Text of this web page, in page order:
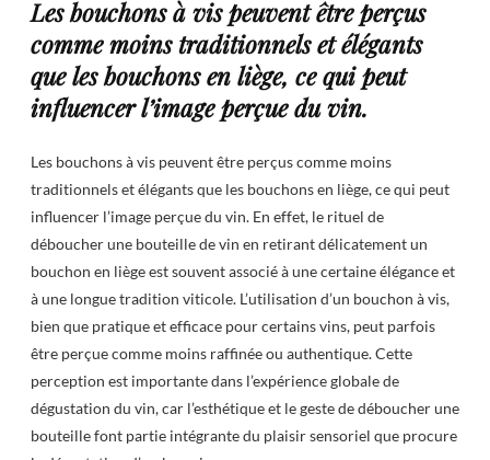
Les bouchons à vis peuvent être perçus
comme moins traditionnels et élégants
que les bouchons en liège, ce qui peut
influencer l’image perçue du vin.
Les bouchons à vis peuvent être perçus comme moins
traditionnels et élégants que les bouchons en liège, ce qui peut
influencer l’image perçue du vin. En effet, le rituel de
déboucher une bouteille de vin en retirant délicatement un
bouchon en liège est souvent associé à une certaine élégance et
à une longue tradition viticole. L’utilisation d’un bouchon à vis,
bien que pratique et efficace pour certains vins, peut parfois
être perçue comme moins raffinée ou authentique. Cette
perception est importante dans l’expérience globale de
dégustation du vin, car l’esthétique et le geste de déboucher une
bouteille font partie intégrante du plaisir sensoriel que procure